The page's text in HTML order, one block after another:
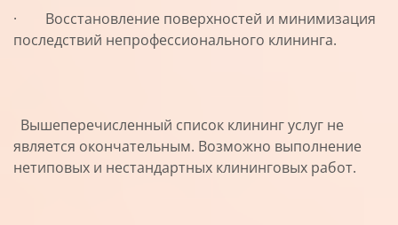
· Восстановление поверхностей и минимизация
последствий непрофессионального клининга.
Вышеперечисленный список клининг услуг не
является окончательным. Возможно выполнение
нетиповых и нестандартных клининговых работ.